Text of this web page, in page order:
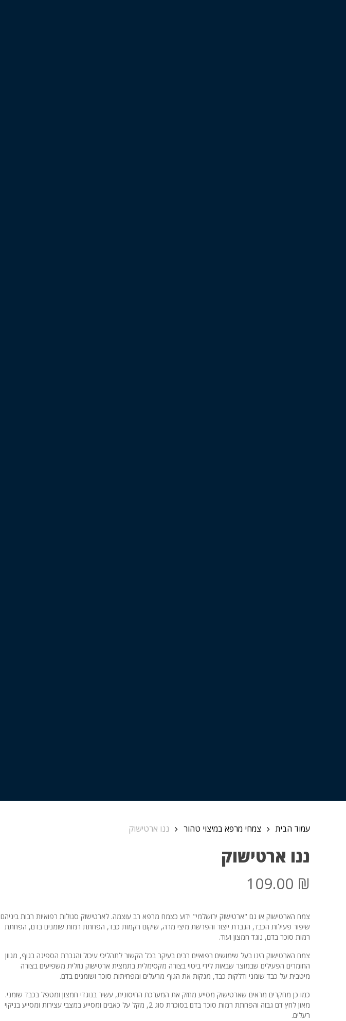
אין מוצרים בסל הקניות.
עמוד הבית צמחי מרפא במיצוי טהור ננו ארטישוק
ננו ארטישוק
109.00 ₪
צמח הארטישוק או גם "ארטישוק ירושלמי" ידוע כצמח מרפא רב עוצמה. לארטישוק סגולות רפואיות רבות ביניהם
שיפור פעילות הכבד, הגברת ייצור והפרשת מיצי מרה, שיקום רקמות כבד, הפחתת רמות שומנים בדם, הפחתת
רמות סוכר בדם, נוגד חמצון ועוד.
צמח הארטישוק הינו בעל שימושים רפואיים רבים בעיקר בכל הקשור לתהליכי עיכול והגברת הספיגה בגוף, מגוון
החומרים הפעילים שבמוצר שבאות לידי ביטוי בצורה מקסימלית בתמצית ארטישוק נוזלית משפיעים בצורה
מיטבית על כבד שומני ודלקות כבד, מנקות את הגוף מרעלים ומפחיתות סוכר ושומנים בדם.
כמו כן מחקרים מראים שארטישוק מסייע מחזק את המערכת החיסונית, עשיר בנוגדי חמצון ומטפל בכבד שומני.
מאזן לחץ דם גבוה והפחתת רמות סוכר בדם בסוכרת סוג 2, מקל על כאבים ומסייע במצבי עצירות ומסייע בניקוי
רעלים.